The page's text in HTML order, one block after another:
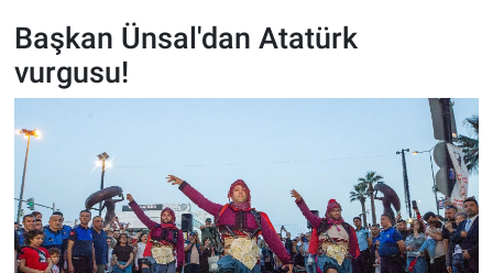
Başkan Ünsal'dan Atatürk
vurgusu!